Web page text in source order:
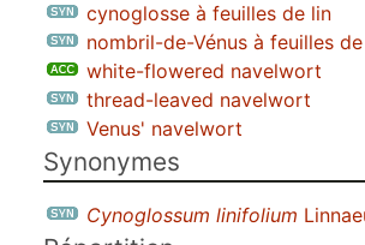
cynoglosse à feuilles de lin
nombril-de-Vénus à feuilles
white-flowered navelwort
thread-leaved navelwort
Venus' navelwort
Synonymes
Cynoglossum linifolium